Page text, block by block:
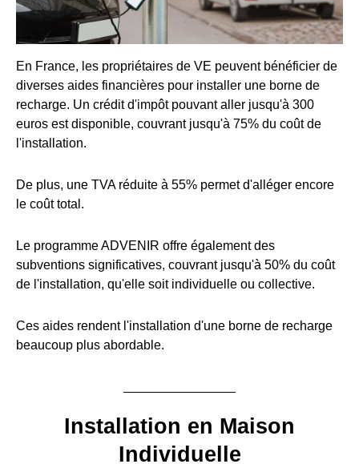
En France, les propriétaires de VE peuvent bénéficier de
diverses aides financières pour installer une borne de
recharge. Un crédit d'impôt pouvant aller jusqu'à 300
euros est disponible, couvrant jusqu'à 75% du coût de
l'installation.
De plus, une TVA réduite à 55% permet d'alléger encore
le coût total.
Le programme ADVENIR offre également des
subventions significatives, couvrant jusqu'à 50% du coût
de l'installation, qu'elle soit individuelle ou collective.
Ces aides rendent l'installation d'une borne de recharge
beaucoup plus abordable.
Installation en Maison
Individuelle